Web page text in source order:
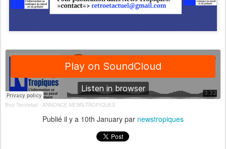
Brut Trentekat · ANNONCE-NEWS-TROPIQUES
Publié il y a 10th January par newstropiques